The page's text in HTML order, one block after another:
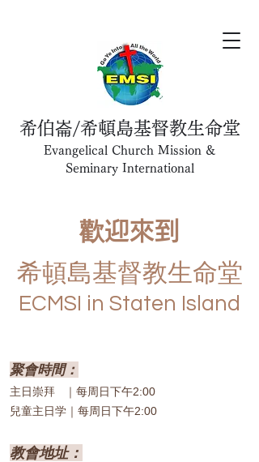
希伯崙/希頓島基督教生命堂
Evangelical Church Mission &
Seminary International
歡迎來到
希頓島基督教生命堂
ECMSI in Staten Island
聚會時間：
主日崇拜 ｜每周日下午2:00
兒童主日学｜每周日下午2:00
教會地址：